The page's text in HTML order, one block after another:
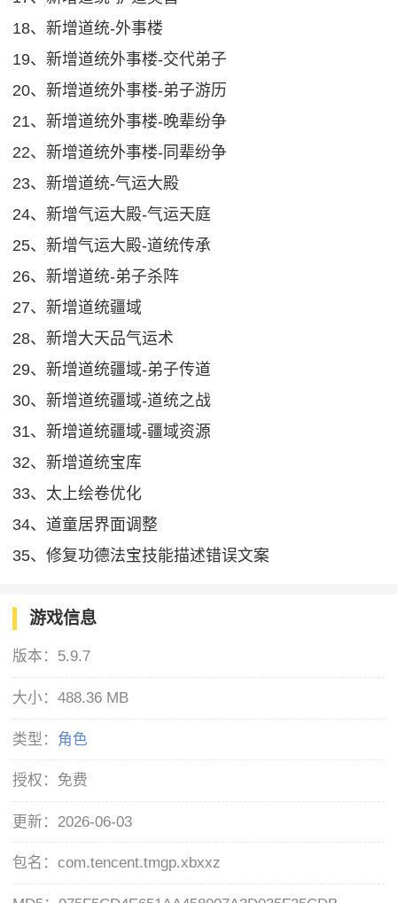
18、新增道统-外事楼
19、新增道统外事楼-交代弟子
20、新增道统外事楼-弟子游历
21、新增道统外事楼-晚辈纷争
22、新增道统外事楼-同辈纷争
23、新增道统-气运大殿
24、新增气运大殿-气运天庭
25、新增气运大殿-道统传承
26、新增道统-弟子杀阵
27、新增道统疆域
28、新增大天品气运术
29、新增道统疆域-弟子传道
30、新增道统疆域-道统之战
31、新增道统疆域-疆域资源
32、新增道统宝库
33、太上绘卷优化
34、道童居界面调整
35、修复功德法宝技能描述错误文案
游戏信息
版本： 5.9.7
大小：488.36 MB
类型： 角色
授权： 免费
更新： 2026-06-03
包名：com.tencent.tmgp.xbxxz